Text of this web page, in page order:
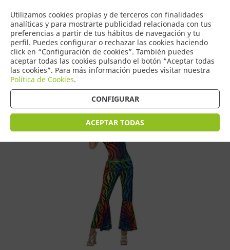
Utilizamos cookies propias y de terceros con finalidades
analíticas y para mostrarte publicidad relacionada con tus
preferencias a partir de tus hábitos de navegación y tu
perfil. Puedes configurar o rechazar las cookies haciendo
click en “Configuración de cookies”. También puedes
aceptar todas las cookies pulsando el botón “Aceptar todas
las cookies”. Para más información puedes visitar nuestra
Política de Cookies.
CONFIGURAR
ACEPTAR TODAS
0
COMERCIO
DE TORRIJOS
Tienda > Disfraces Adulto > Disfraces de Mujer